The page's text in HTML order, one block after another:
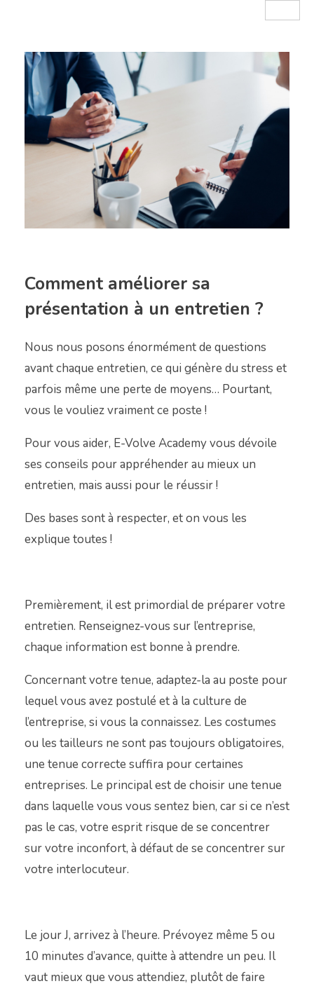
Comment améliorer sa
présentation à un entretien ?
Nous nous posons énormément de questions
avant chaque entretien, ce qui génère du stress et
parfois même une perte de moyens… Pourtant,
vous le vouliez vraiment ce poste !
Pour vous aider, E-Volve Academy vous dévoile
ses conseils pour appréhender au mieux un
entretien, mais aussi pour le réussir !
Des bases sont à respecter, et on vous les
explique toutes !
Premièrement, il est primordial de préparer votre
entretien. Renseignez-vous sur l’entreprise,
chaque information est bonne à prendre.
Concernant votre tenue, adaptez-la au poste pour
lequel vous avez postulé et à la culture de
l’entreprise, si vous la connaissez. Les costumes
ou les tailleurs ne sont pas toujours obligatoires,
une tenue correcte suffira pour certaines
entreprises. Le principal est de choisir une tenue
dans laquelle vous vous sentez bien, car si ce n’est
pas le cas, votre esprit risque de se concentrer
sur votre inconfort, à défaut de se concentrer sur
votre interlocuteur.
Le jour J, arrivez à l’heure. Prévoyez même 5 ou
10 minutes d’avance, quitte à attendre un peu. Il
vaut mieux que vous attendiez, plutôt de faire